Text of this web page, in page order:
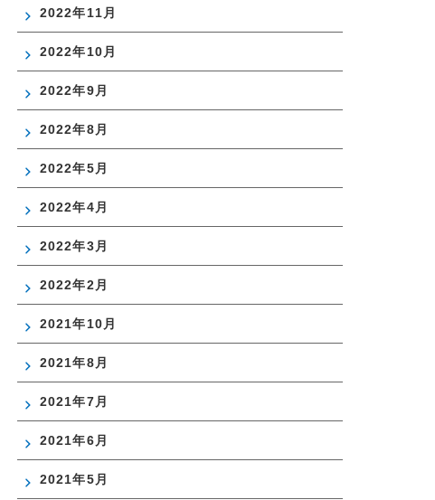
2022年11月
2022年10月
2022年9月
2022年8月
2022年5月
2022年4月
2022年3月
2022年2月
2021年10月
2021年8月
2021年7月
2021年6月
2021年5月